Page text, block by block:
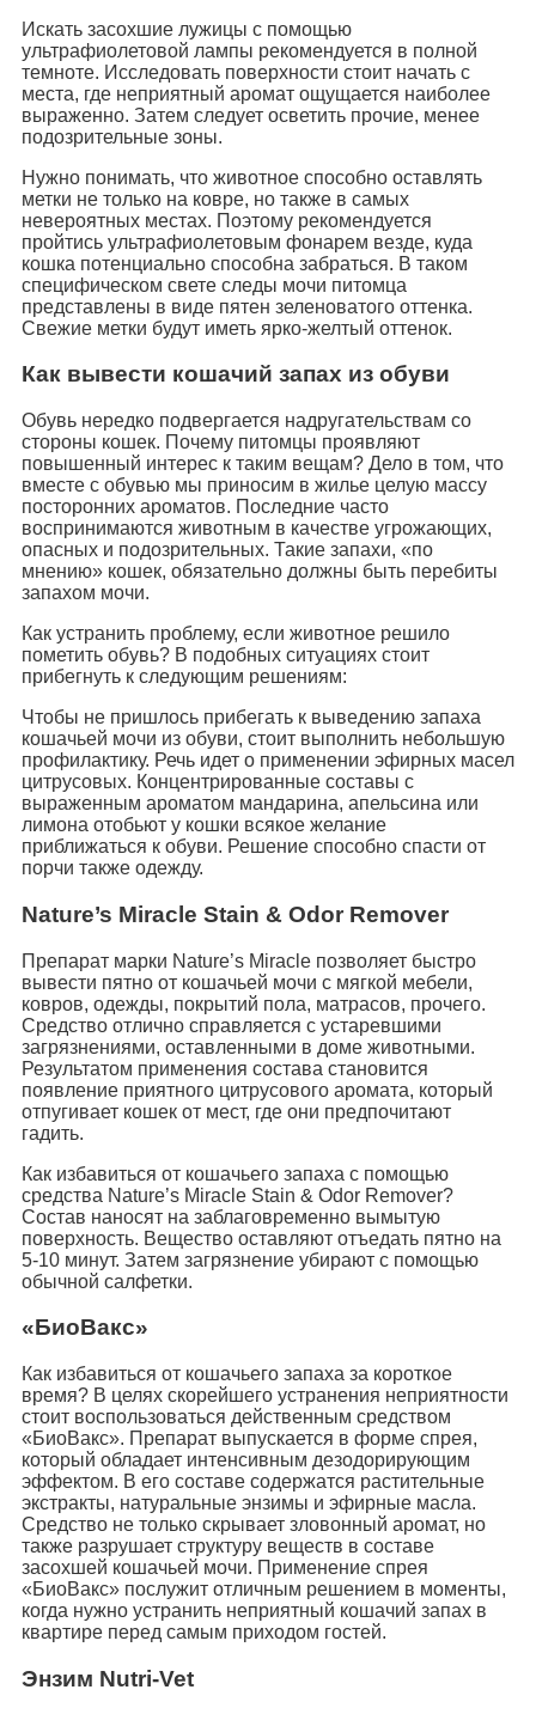
Искать засохшие лужицы с помощью
ультрафиолетовой лампы рекомендуется в полной
темноте. Исследовать поверхности стоит начать с
места, где неприятный аромат ощущается наиболее
выраженно. Затем следует осветить прочие, менее
подозрительные зоны.
Нужно понимать, что животное способно оставлять
метки не только на ковре, но также в самых
невероятных местах. Поэтому рекомендуется
пройтись ультрафиолетовым фонарем везде, куда
кошка потенциально способна забраться. В таком
специфическом свете следы мочи питомца
представлены в виде пятен зеленоватого оттенка.
Свежие метки будут иметь ярко-желтый оттенок.
Как вывести кошачий запах из обуви
Обувь нередко подвергается надругательствам со
стороны кошек. Почему питомцы проявляют
повышенный интерес к таким вещам? Дело в том, что
вместе с обувью мы приносим в жилье целую массу
посторонних ароматов. Последние часто
воспринимаются животным в качестве угрожающих,
опасных и подозрительных. Такие запахи, «по
мнению» кошек, обязательно должны быть перебиты
запахом мочи.
Как устранить проблему, если животное решило
пометить обувь? В подобных ситуациях стоит
прибегнуть к следующим решениям:
Чтобы не пришлось прибегать к выведению запаха
кошачьей мочи из обуви, стоит выполнить небольшую
профилактику. Речь идет о применении эфирных масел
цитрусовых. Концентрированные составы с
выраженным ароматом мандарина, апельсина или
лимона отобьют у кошки всякое желание
приближаться к обуви. Решение способно спасти от
порчи также одежду.
Nature’s Miracle Stain & Odor Remover
Препарат марки Nature’s Miracle позволяет быстро
вывести пятно от кошачьей мочи с мягкой мебели,
ковров, одежды, покрытий пола, матрасов, прочего.
Средство отлично справляется с устаревшими
загрязнениями, оставленными в доме животными.
Результатом применения состава становится
появление приятного цитрусового аромата, который
отпугивает кошек от мест, где они предпочитают
гадить.
Как избавиться от кошачьего запаха с помощью
средства Nature’s Miracle Stain & Odor Remover?
Состав наносят на заблаговременно вымытую
поверхность. Вещество оставляют отъедать пятно на
5-10 минут. Затем загрязнение убирают с помощью
обычной салфетки.
«БиоВакс»
Как избавиться от кошачьего запаха за короткое
время? В целях скорейшего устранения неприятности
стоит воспользоваться действенным средством
«БиоВакс». Препарат выпускается в форме спрея,
который обладает интенсивным дезодорирующим
эффектом. В его составе содержатся растительные
экстракты, натуральные энзимы и эфирные масла.
Средство не только скрывает зловонный аромат, но
также разрушает структуру веществ в составе
засохшей кошачьей мочи. Применение спрея
«БиоВакс» послужит отличным решением в моменты,
когда нужно устранить неприятный кошачий запах в
квартире перед самым приходом гостей.
Энзим Nutri-Vet